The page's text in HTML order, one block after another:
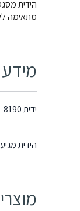
הידית
מתאימה
ידית 8190 – 128 מ"מ ברונזה עתיקה 22
הידית